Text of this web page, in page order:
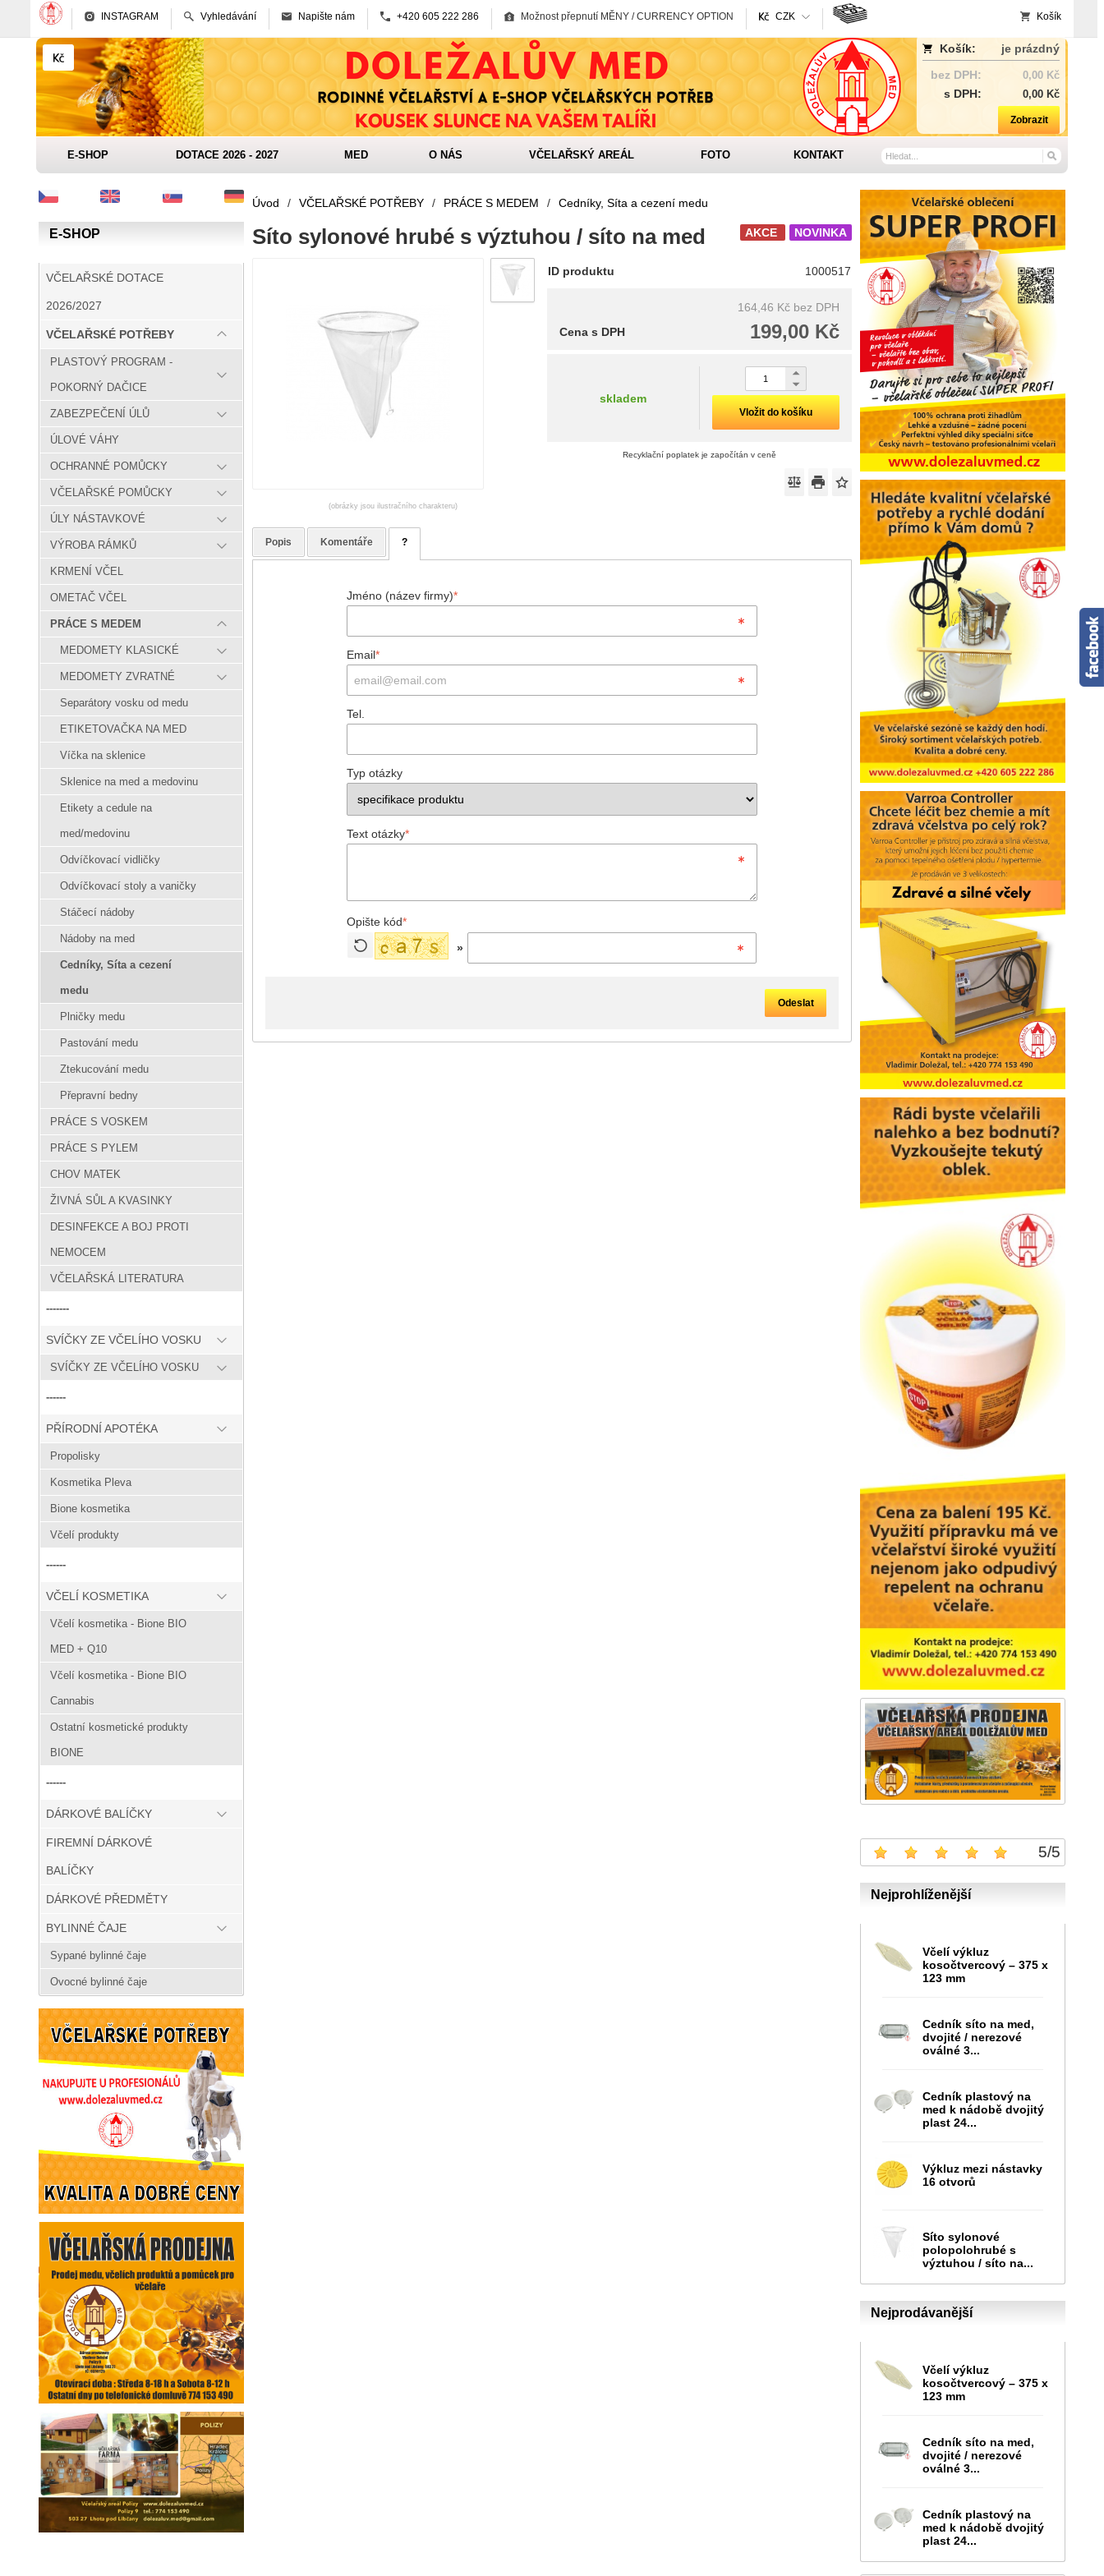
INSTAGRAM Vyhledávání Napište nám +420 605 222 286 Možnost přepnutí MĚNY / CURRENCY OPTION CZK Košík
Košík:
je prázdný
bez DPH:
0,00 Kč
s DPH: 0,00 Kč
Zobrazit
E-SHOP DOTACE 2026 - 2027 MED O NÁS VČELAŘSKÝ AREÁL FOTO KONTAKT
E-SHOP
VČELAŘSKÉ DOTACE
2026/2027
VČELAŘSKÉ POTŘEBY
PLASTOVÝ PROGRAM -
POKORNÝ DAČICE
ZABEZPEČENÍ ÚLŮ
ÚLOVÉ VÁHY
OCHRANNÉ POMŮCKY
VČELAŘSKÉ POMŮCKY
ÚLY NÁSTAVKOVÉ
VÝROBA RÁMKŮ
KRMENÍ VČEL
OMETAČ VČEL
PRÁCE S MEDEM
MEDOMETY KLASICKÉ
MEDOMETY ZVRATNÉ
Separátory vosku od medu
ETIKETOVAČKA NA MED
Víčka na sklenice
Sklenice na med a medovinu
Etikety a cedule na
med/medovinu
Odvíčkovací vidličky
Odvíčkovací stoly a vaničky
Stáčecí nádoby
Nádoby na med
Cedníky, Síta a cezení
medu
Plničky medu
Pastování medu
Ztekucování medu
Přepravní bedny
PRÁCE S VOSKEM
PRÁCE S PYLEM
CHOV MATEK
ŽIVNÁ SŮL A KVASINKY
DESINFEKCE A BOJ PROTI
NEMOCEM
VČELAŘSKÁ LITERATURA
-------
SVÍČKY ZE VČELÍHO VOSKU
SVÍČKY ZE VČELÍHO VOSKU
------
PŘÍRODNÍ APOTÉKA
Propolisky
Kosmetika Pleva
Bione kosmetika
Včelí produkty
------
VČELÍ KOSMETIKA
Včelí kosmetika - Bione BIO
MED + Q10
Včelí kosmetika - Bione BIO
Cannabis
Ostatní kosmetické produkty
BIONE
------
DÁRKOVÉ BALÍČKY
FIREMNÍ DÁRKOVÉ
BALÍČKY
DÁRKOVÉ PŘEDMĚTY
BYLINNÉ ČAJE
Sypané bylinné čaje
Ovocné bylinné čaje
5/5
Nejprohlíženější
Včelí výkluz
kosočtvercový – 375 x
123 mm
Cedník síto na med,
dvojité / nerezové
oválné 3...
Cedník plastový na
med k nádobě dvojitý
plast 24...
Výkluz mezi nástavky
16 otvorů
Síto sylonové
polopolohrubé s
výztuhou / síto na...
Nejprodávanější
Včelí výkluz
kosočtvercový – 375 x
123 mm
Cedník síto na med,
dvojité / nerezové
oválné 3...
Cedník plastový na
med k nádobě dvojitý
plast 24...
Úvod / VČELAŘSKÉ POTŘEBY / PRÁCE S MEDEM / Cedníky, Síta a cezení medu
NOVINKA
AKCE
Síto sylonové hrubé s výztuhou / síto na med
(obrázky jsou ilustračního charakteru)
ID produktu 1000517
164,46 Kč bez DPH
199,00 Kč
Cena s DPH
skladem
Vložit do košíku
Recyklační poplatek je započítán v ceně
Popis Komentáře ?
Jméno (název firmy)*
Email*
Tel.
Typ otázky
Text otázky*
Opište kód*
»
Odeslat